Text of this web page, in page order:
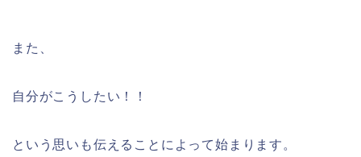
また、
自分がこうしたい！！
という思いも伝えることによって始まります。